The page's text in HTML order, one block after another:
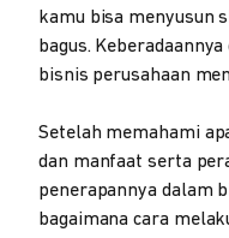
kamu bisa menyusun
bagus.
bisnis perusahaan
Setelah memahami
dan manfaat serta
penerapannya dalam
bagaimana cara